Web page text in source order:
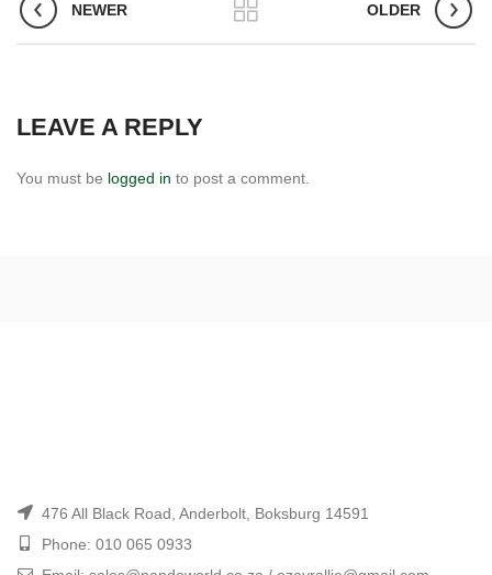
NEWER OLDER
LEAVE A REPLY
You must be logged in to post a comment.
476 All Black Road, Anderbolt, Boksburg 14591
Phone: 010 065 0933